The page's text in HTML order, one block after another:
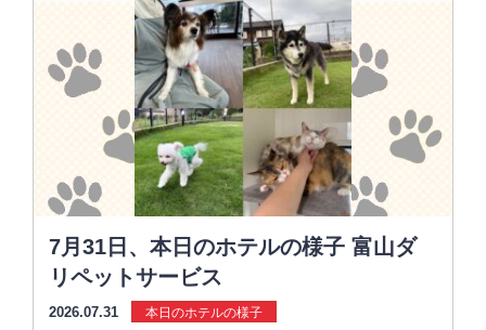
7月31日、本日のホテルの様子 富山ダ
リペットサービス
2026.07.31 本日のホテルの様子